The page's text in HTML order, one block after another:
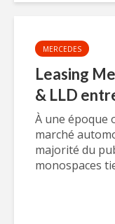
MERCEDES
Leasing
& LLD
À une époque
marché
majorité du
monospaces